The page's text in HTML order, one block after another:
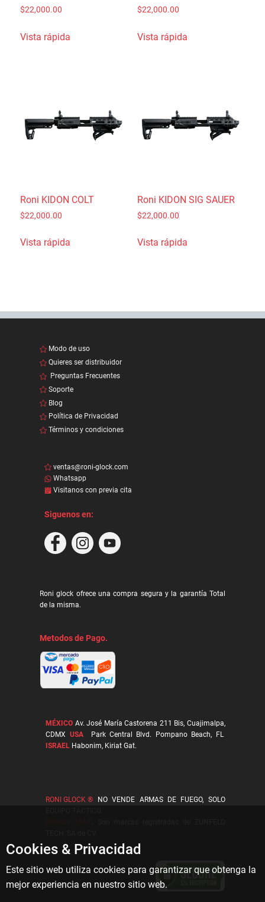
$22,000.00
Vista rápida
$22,000.00
Vista rápida
Roni KIDON COLT
$22,000.00
Vista rápida
Roni KIDON SIG SAUER
$22,000.00
Vista rápida
Modo de uso
Quieres ser distribuidor
Preguntas Frecuentes
Soporte
Blog
Política de Privacidad
Términos y condiciones
ventas@roni-glock.com
Whatsapp
Visitanos con previa cita
Siguenos en:
Roni glock ofrece una compra segura y la garantía Total
de la misma.
Metodos de Pago.
MÉXICO Av. José María Castorena 211 Bis, Cuajimalpa,
CDMX USA
Park Central Blvd. Pompano Beach, FL
ISRAEL Habonim, Kiriat Gat.
RONI GLOCK ® NO VENDE ARMAS DE FUEGO, SOLO
Cookies & Privacidad
Este sitio web utiliza cookies para garantizar que obtenga la
mejor experiencia en nuestro sitio web.